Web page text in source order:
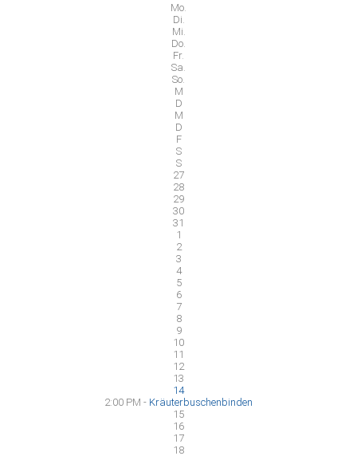
Mo.
Di.
Mi.
Do.
Fr.
Sa.
So.
M
D
M
D
F
S
S
27
28
29
30
31
1
2
3
4
5
6
7
8
9
10
11
12
13
14
2:00 PM - Kräuterbuschenbinden
15
16
17
18